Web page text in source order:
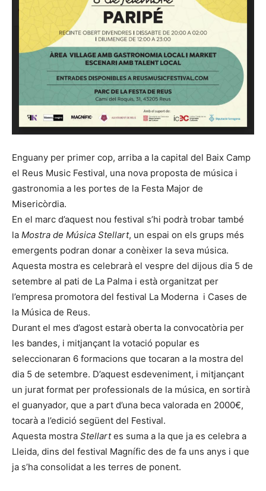
Enguany per primer cop, arriba a la capital del Baix Camp
el Reus Music Festival, una nova proposta de música i
gastronomia a les portes de la Festa Major de
Misericòrdia.
En el marc d’aquest nou festival s’hi podrà trobar també
la Mostra de Música Stellart, un espai on els grups més
emergents podran donar a conèixer la seva música.
Aquesta mostra es celebrarà el vespre del dijous dia 5 de
setembre al pati de La Palma i està organitzat per
l’empresa promotora del festival La Moderna i Cases de
la Música de Reus.
Durant el mes d’agost estarà oberta la convocatòria per
les bandes, i mitjançant la votació popular es
seleccionaran 6 formacions que tocaran a la mostra del
dia 5 de setembre. D’aquest esdeveniment, i mitjançant
un jurat format per professionals de la música, en sortirà
el guanyador, que a part d’una beca valorada en 2000€,
tocarà a l’edició següent del Festival.
Aquesta mostra Stellartes suma a la que ja es celebra a
Lleida, dins del festival Magnífic des de fa uns anys i que
ja s’ha consolidat a les terres de ponent.